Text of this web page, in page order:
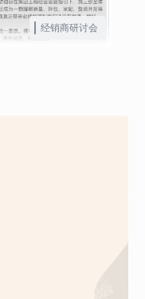
经销商研讨会